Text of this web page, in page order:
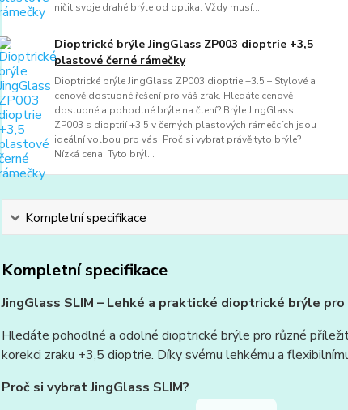
ničit svoje drahé brýle od optika. Vždy musí...
Dioptrické brýle JingGlass ZP003 dioptrie +3,5
plastové černé rámečky
Dioptrické brýle JingGlass ZP003 dioptrie +3.5 – Stylové a
cenově dostupné řešení pro váš zrak. Hledáte cenově
dostupné a pohodlné brýle na čtení? Brýle JingGlass
ZP003 s dioptrií +3.5 v černých plastových rámečcích jsou
ideální volbou pro vás! Proč si vybrat právě tyto brýle?
Nízká cena: Tyto brýl...
Kompletní specifikace
Kompletní specifikace
JingGlass SLIM – Lehké a praktické dioptrické brýle
Hledáte pohodlné a odolné dioptrické brýle pro různé
korekci zraku +3,5 dioptrie. Díky svému lehkému a
Proč si vybrat JingGlass SLIM?